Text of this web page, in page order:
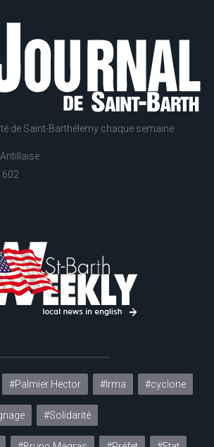
de Saint-Barthélemy chaque semaine
602
#Palmier Hector #Irma #cyclone
#Solidarité